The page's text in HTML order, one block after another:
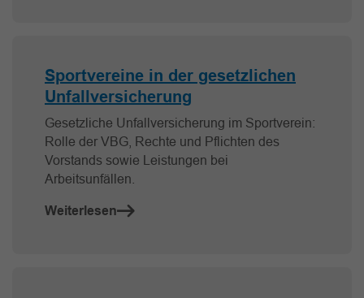
Sportvereine in der gesetzlichen
Unfallversicherung
Gesetzliche Unfallversicherung im Sportverein:
Rolle der VBG, Rechte und Pflichten des
Vorstands sowie Leistungen bei
Arbeitsunfällen.
Weiterlesen